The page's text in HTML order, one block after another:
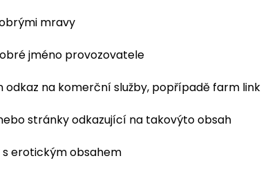
mravy
jméno provozovatele
odkaz na komerční služby, popřípadě farm link
stránky odkazující na takovýto obsah
erotickým obsahem